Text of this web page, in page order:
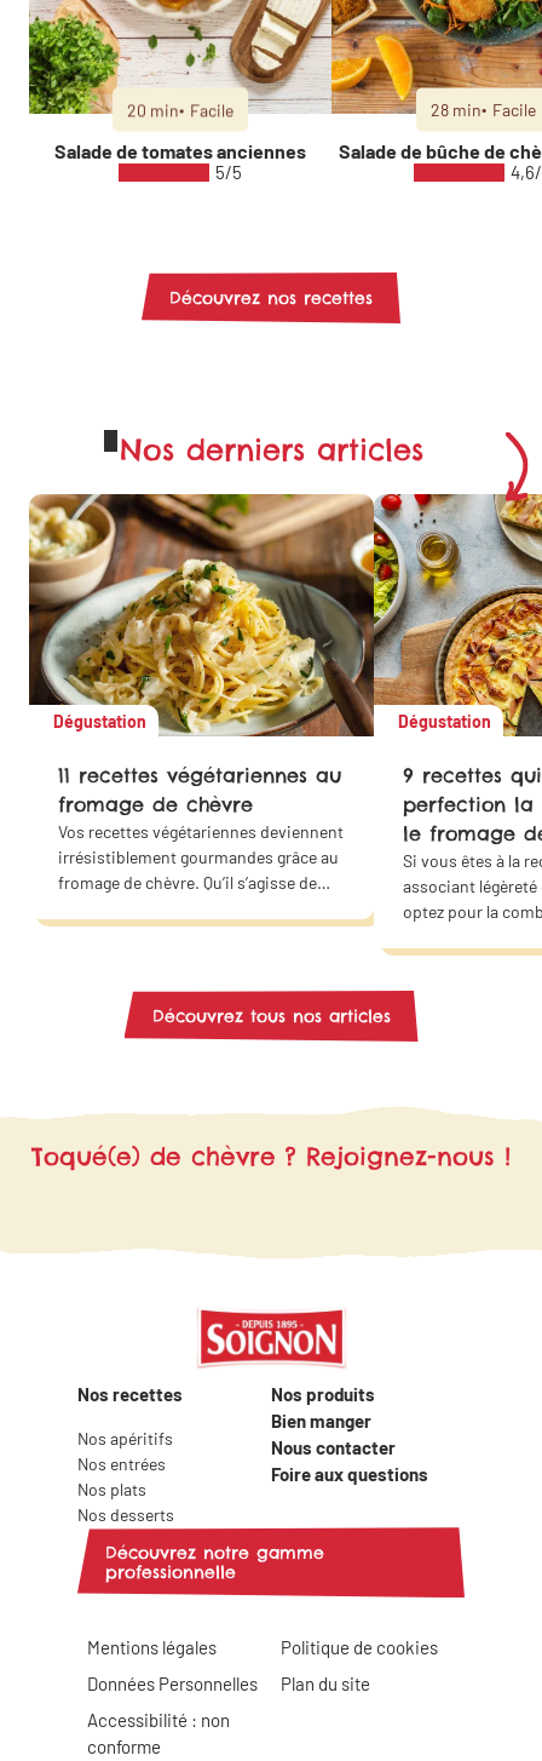
20 min Facile
Salade de tomates anciennes
5/5
28 min Facile
Salade de bûche de
Découvrez nos recettes
Nos derniers articles
Dégustation
11 recettes végétariennes au
fromage de chèvre
Vos recettes végétariennes deviennent
irrésistiblement gourmandes grâce au
fromage de chèvre. Qu’il s’agisse de
monsieur, de salades ou de wraps…
de ce fromage la star de vos plats
végétariens ! Grâce à nos idées
Dégustation
9 recettes
perfection la
le fromage
Si vous êtes à la
associant
optez pour la
chèvre. Offrez un
douceur à votre
même !
Découvrez tous nos articles
Toqué(e) de chèvre ? Rejoignez-nous !
Nos recettes
Nos apéritifs
Nos entrées
Nos plats
Nos desserts
Nos produits
Bien manger
Nous contacter
Foire aux questions
Découvrez notre gamme
professionnelle
Mentions légales
Politique de cookies
Données Personnelles
Plan du site
Accessibilité : non
conforme